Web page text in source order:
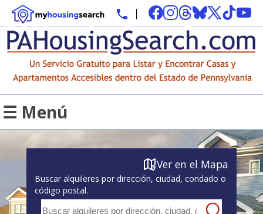
☰ Menú
Ver en el Mapa
Buscar alquileres por dirección, ciudad, condado o
código postal.